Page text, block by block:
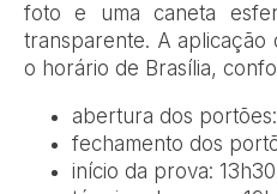
foto e uma caneta
transparente. A aplicação
o horário de Brasília,
abertura dos
fechamento dos
início da prova: